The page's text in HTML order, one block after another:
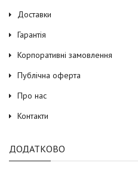
Доставки
Гарантія
Корпоративні замовлення
Публічна оферта
Про нас
Контакти
ДОДАТКОВО